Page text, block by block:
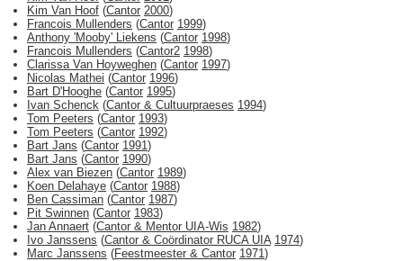
Kim Van Hoof (Cantor 2000)
Francois Mullenders (Cantor 1999)
Anthony 'Mooby' Liekens (Cantor 1998)
Francois Mullenders (Cantor2 1998)
Clarissa Van Hoyweghen (Cantor 1997)
Nicolas Mathei (Cantor 1996)
Bart D'Hooghe (Cantor 1995)
Ivan Schenck (Cantor & Cultuurpraeses 1994)
Tom Peeters (Cantor 1993)
Tom Peeters (Cantor 1992)
Bart Jans (Cantor 1991)
Bart Jans (Cantor 1990)
Alex van Biezen (Cantor 1989)
Koen Delahaye (Cantor 1988)
Ben Cassiman (Cantor 1987)
Pit Swinnen (Cantor 1983)
Jan Annaert (Cantor & Mentor UIA-Wis 1982)
Ivo Janssens (Cantor & Coördinator RUCA UIA 1974)
Marc Janssens (Feestmeester & Cantor 1971)